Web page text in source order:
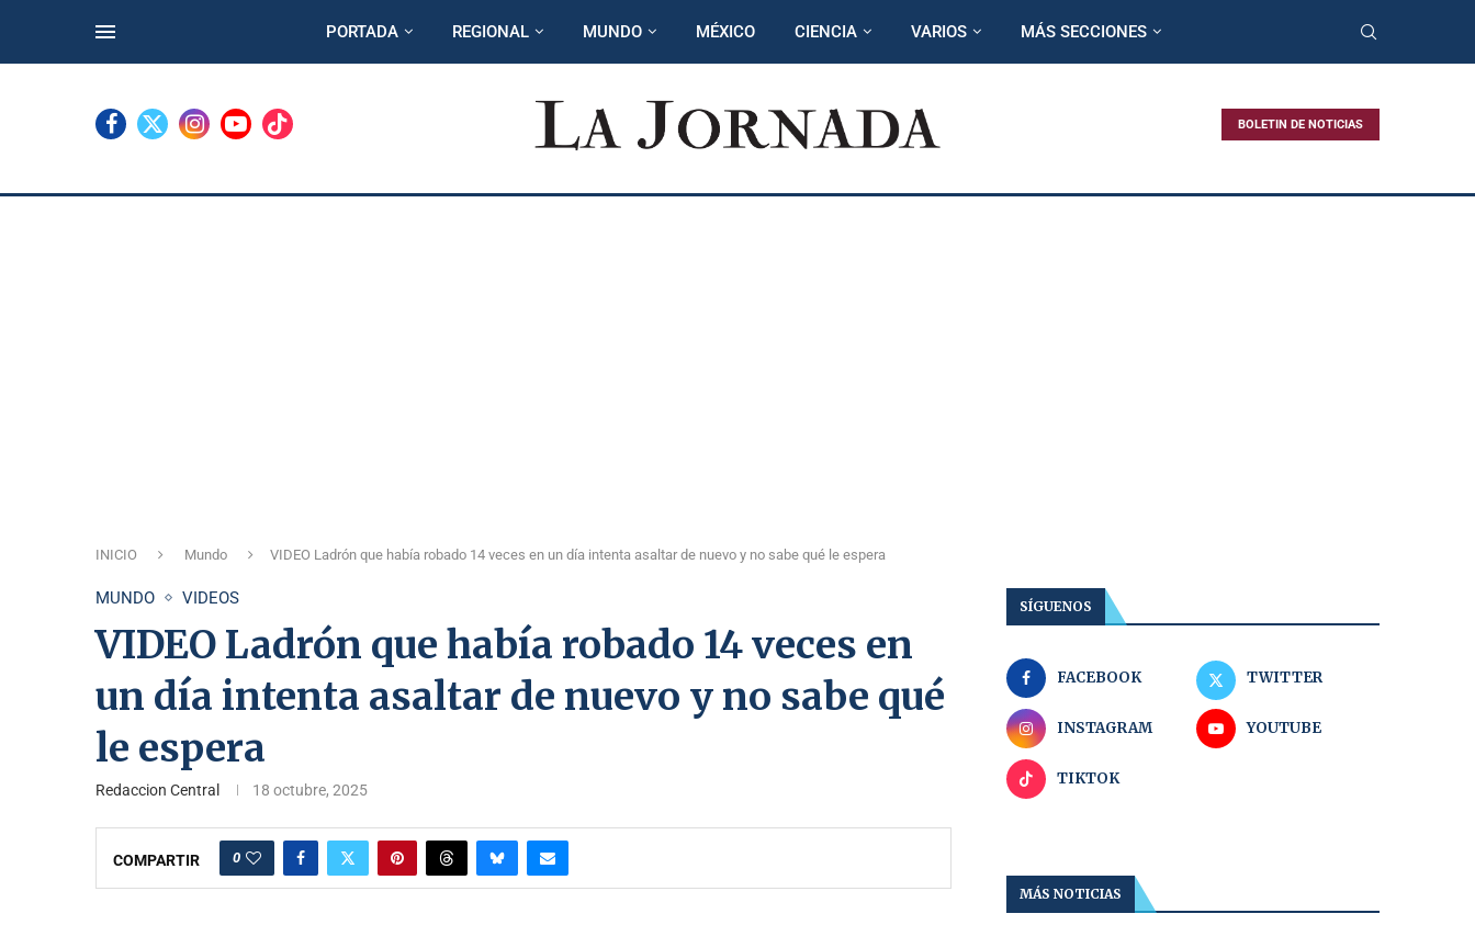
PORTADA REGIONAL MUNDO MÉXICO CIENCIA VARIOS MÁS SECCIONES
BOLETIN DE NOTICIAS
INICIO Mundo VIDEO Ladrón que había robado 14 veces en un día intenta asaltar de nuevo y no sabe qué le espera
MUNDO VIDEOS
VIDEO Ladrón que había robado 14 veces en
un día intenta asaltar de nuevo y no sabe qué
le espera
Redaccion Central 18 octubre, 2025
COMPARTIR 0
SÍGUENOS
FACEBOOK TWITTER
INSTAGRAM YOUTUBE
TIKTOK
MÁS NOTICIAS